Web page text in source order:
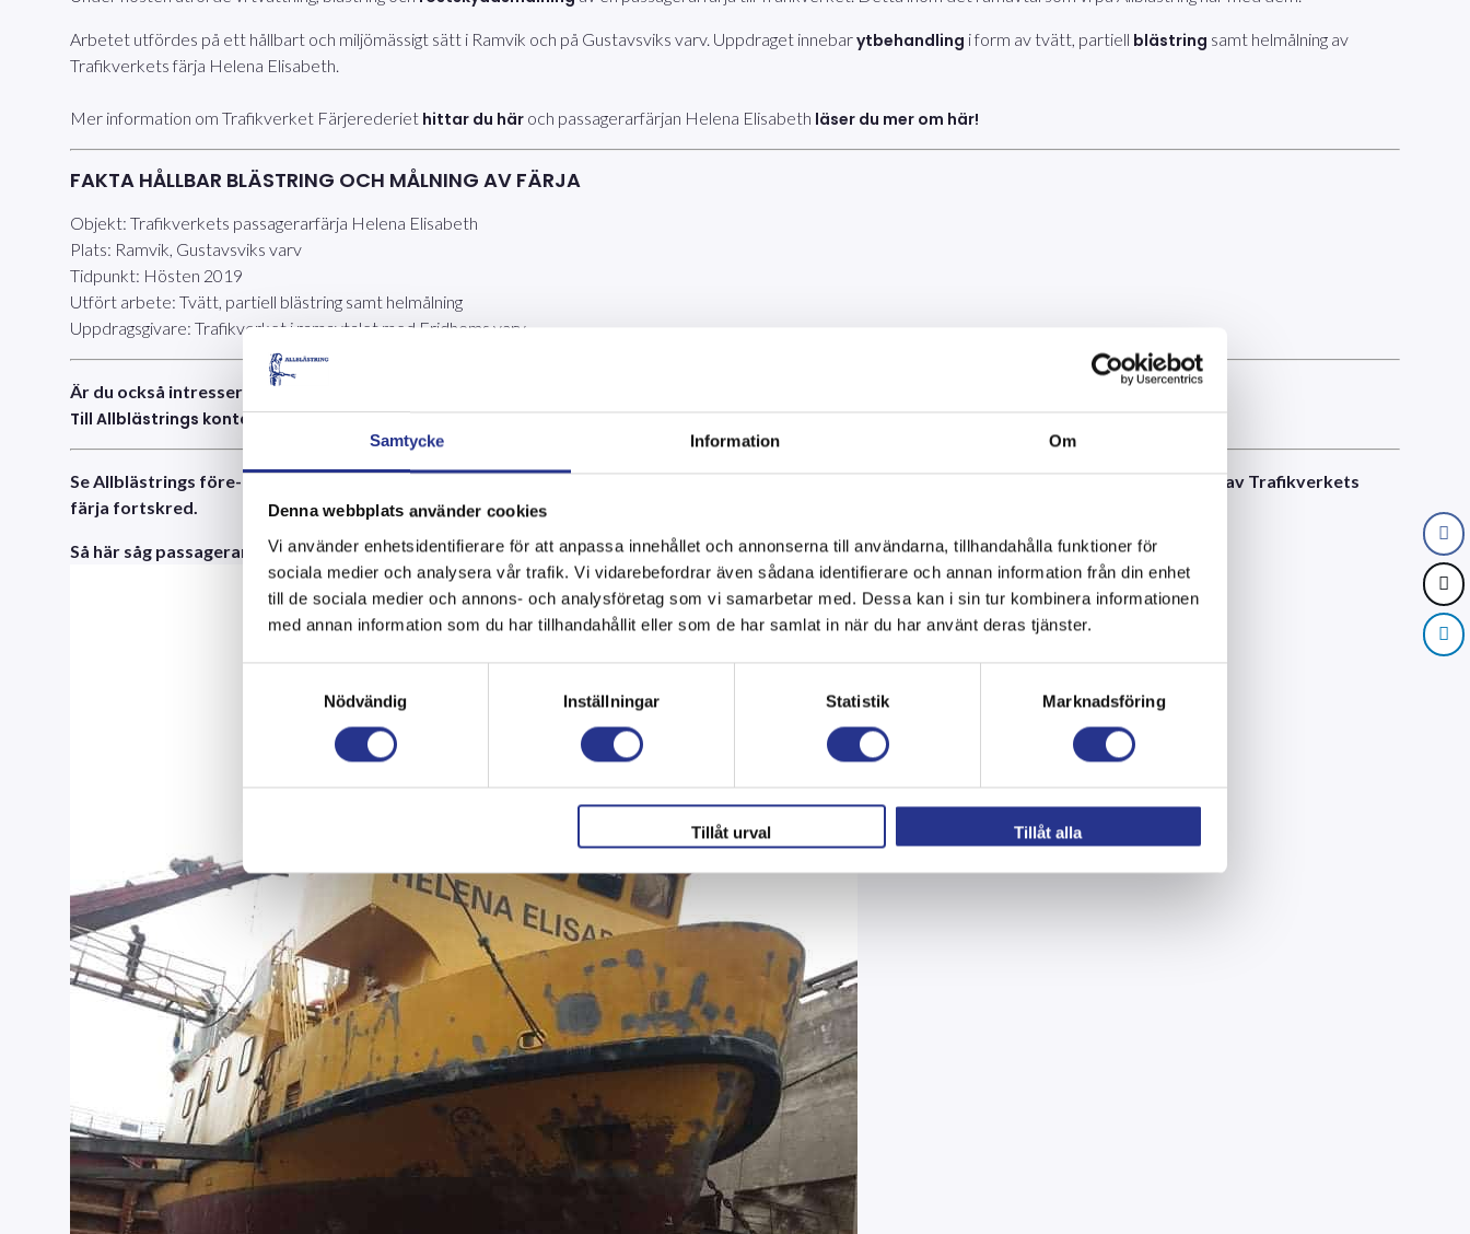
Samtycke Information Om
Denna webbplats använder cookies
Vi använder enhetsidentifierare för att anpassa innehållet och annonserna till användarna, tillhandahålla funktioner för
sociala medier och analysera vår trafik. Vi vidarebefordrar även sådana identifierare och annan information från din enhet
till de sociala medier och annons- och analysföretag som vi samarbetar med. Dessa kan i sin tur kombinera informationen
med annan information som du har tillhandahållit eller som de har samlat in när du har använt deras tjänster.
Nödvändig
Inställningar Statistik Marknadsföring
Tillåt urval Tillåt alla
Arbetet utfördes på ett hållbart och miljömässigt sätt i Ramvik och på Gustavsviks varv. Uppdraget innebarytbehandling i form av tvätt, partiell blästring samt helmålning av
Trafikverkets färja Helena Elisabeth.
Mer information om Trafikverket Färjerederiet hittar du här och passagerarfärjan Helena Elisabeth läser du mer om här!
FAKTA HÅLLBAR BLÄSTRING OCH MÅLNING AV FÄRJA
Objekt: Trafikverkets passagerarfärja Helena Elisabeth
Plats: Ramvik, Gustavsviks varv
Tidpunkt: Hösten 2019
Utfört arbete: Tvätt, partiell blästring samt helmålning
Uppdragsgivare: Trafikverket i ramavtalet med Fridhems varv
Är du också intresserad av tjänster inom ytskydd och underhåll av betong- och stålkonstruktioner så som rostskyddsmålning ?
Till Allblästrings kontaktsida!
Se Allblästrings före- och efterbilder nedan! Där du har möjlighet att följa hur Allblästrings arbete med tvätt, blästring och rostskyddsmålning av Trafikverkets
färja fortskred.
Så här såg passagerarbåten Helena Elisabeth ut innan projektet var slutfört, se nedan förebilder!